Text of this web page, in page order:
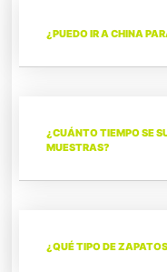
¿PUEDO IR A CHINA
¿CUÁNTO TIEMPO SE
MUESTRAS?
¿QUÉ TIPO DE